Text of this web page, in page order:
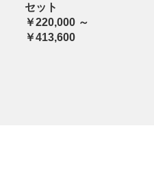
セット
￥220,000 ～
￥413,600